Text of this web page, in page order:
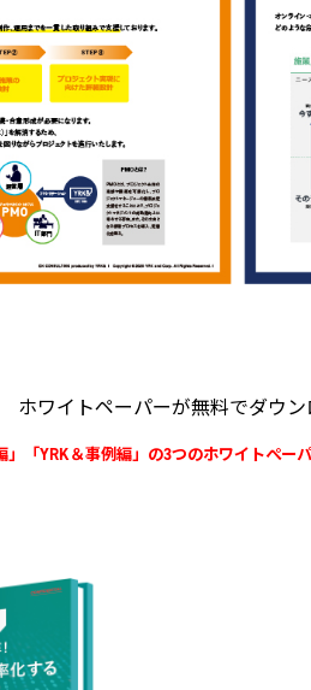
ホワイトペーパーが無料でダウン
」「YRK＆事例編」の3つのホワイトぺー